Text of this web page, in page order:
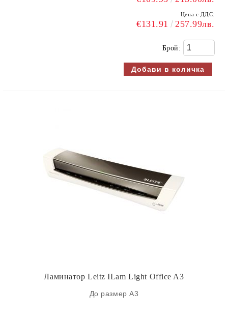
Цена с ДДС:
€131.91 257.99лв.
Брой:
Ламинатор Leitz ILam Light Оffice A3
До размер А3